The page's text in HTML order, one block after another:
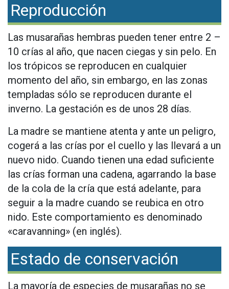
Reproducción
Las musarañas hembras pueden tener entre 2 –
10 crías al año, que nacen ciegas y sin pelo. En
los trópicos se reproducen en cualquier
momento del año, sin embargo, en las zonas
templadas sólo se reproducen durante el
inverno. La gestación es de unos 28 días.
La madre se mantiene atenta y ante un peligro,
cogerá a las crías por el cuello y las llevará a un
nuevo nido. Cuando tienen una edad suficiente
las crías forman una cadena, agarrando la base
de la cola de la cría que está adelante, para
seguir a la madre cuando se reubica en otro
nido. Este comportamiento es denominado
«caravanning» (en inglés).
Estado de conservación
La mayoría de especies de musarañas no se